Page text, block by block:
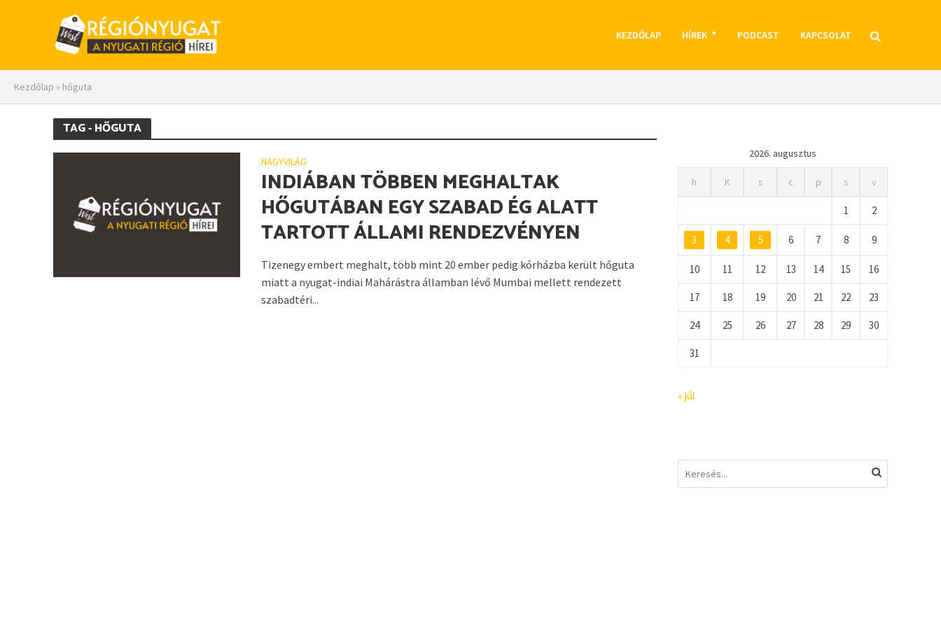
KEZDŐLAP HÍREK PODCAST KAPCSOLAT
Kezdőlap » hőguta
TAG - HŐGUTA
NAGYVILÁG
INDIÁBAN TÖBBEN MEGHALTAK
HŐGUTÁBAN EGY SZABAD ÉG ALATT
TARTOTT ÁLLAMI RENDEZVÉNYEN
Tizenegy embert meghalt, több mint 20 ember pedig kórházba került hőguta
miatt a nyugat-indiai Mahárástra államban lévő Mumbai mellett rendezett
szabadtéri...
2026. augusztus
h K s c p s v
1 2
3 4 5 6 7 8 9
10 11 12 13 14 15 16
17 18 19 20 21 22 23
24 25 26 27 28 29 30
31
« júl